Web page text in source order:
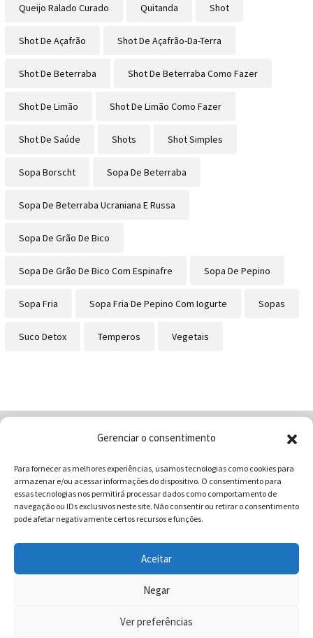
Gerenciar o consentimento
Para fornecer as melhores experiências, usamos tecnologias como cookies para
armazenar e/ou acessar informações do dispositivo. O consentimento para
essas tecnologias nos permitirá processar dados como comportamento de
navegação ou IDs exclusivos neste site. Não consentir ou retirar o consentimento
pode afetar negativamente certos recursos e funções.
Aceitar
Negar
Ver preferências
Queijo Ralado Curado Quitanda Shot
Shot De Açafrão Shot De Açafrão-Da-Terra
Shot De Beterraba Shot De Beterraba Como Fazer
Shot De Limão Shot De Limão Como Fazer
Shot De Saúde Shots Shot Simples
Sopa Borscht Sopa De Beterraba
Sopa De Beterraba Ucraniana E Russa
Sopa De Grão De Bico
Sopa De Grão De Bico Com Espinafre Sopa De Pepino
Sopa Fria Sopa Fria De Pepino Com Iogurte Sopas
Suco Detox Temperos Vegetais
Contatos
Receitas
Blog
Vocabulário da Gastronomia
COMUNICAR - Comunicação e Marketing | CNPJ:
03.013.350/0001-80 | Rua 82 Nº99 Qd. F13 Lt. 13 Sala 01 - Setor
996358681 - CEP: 74.083-010 | © 2025 COMUNICAR.COM.BR